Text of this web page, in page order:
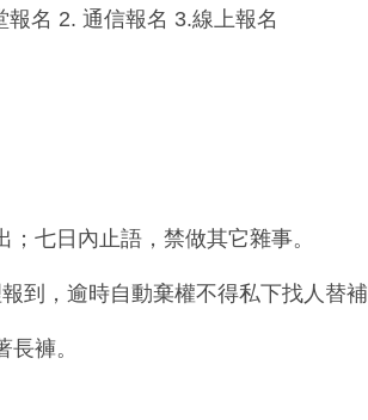
報名 2.通信報名 3.線上報名
；七日內止語，禁做其它雜事。
到，逾時自動棄權不得私下找人替補
長褲。